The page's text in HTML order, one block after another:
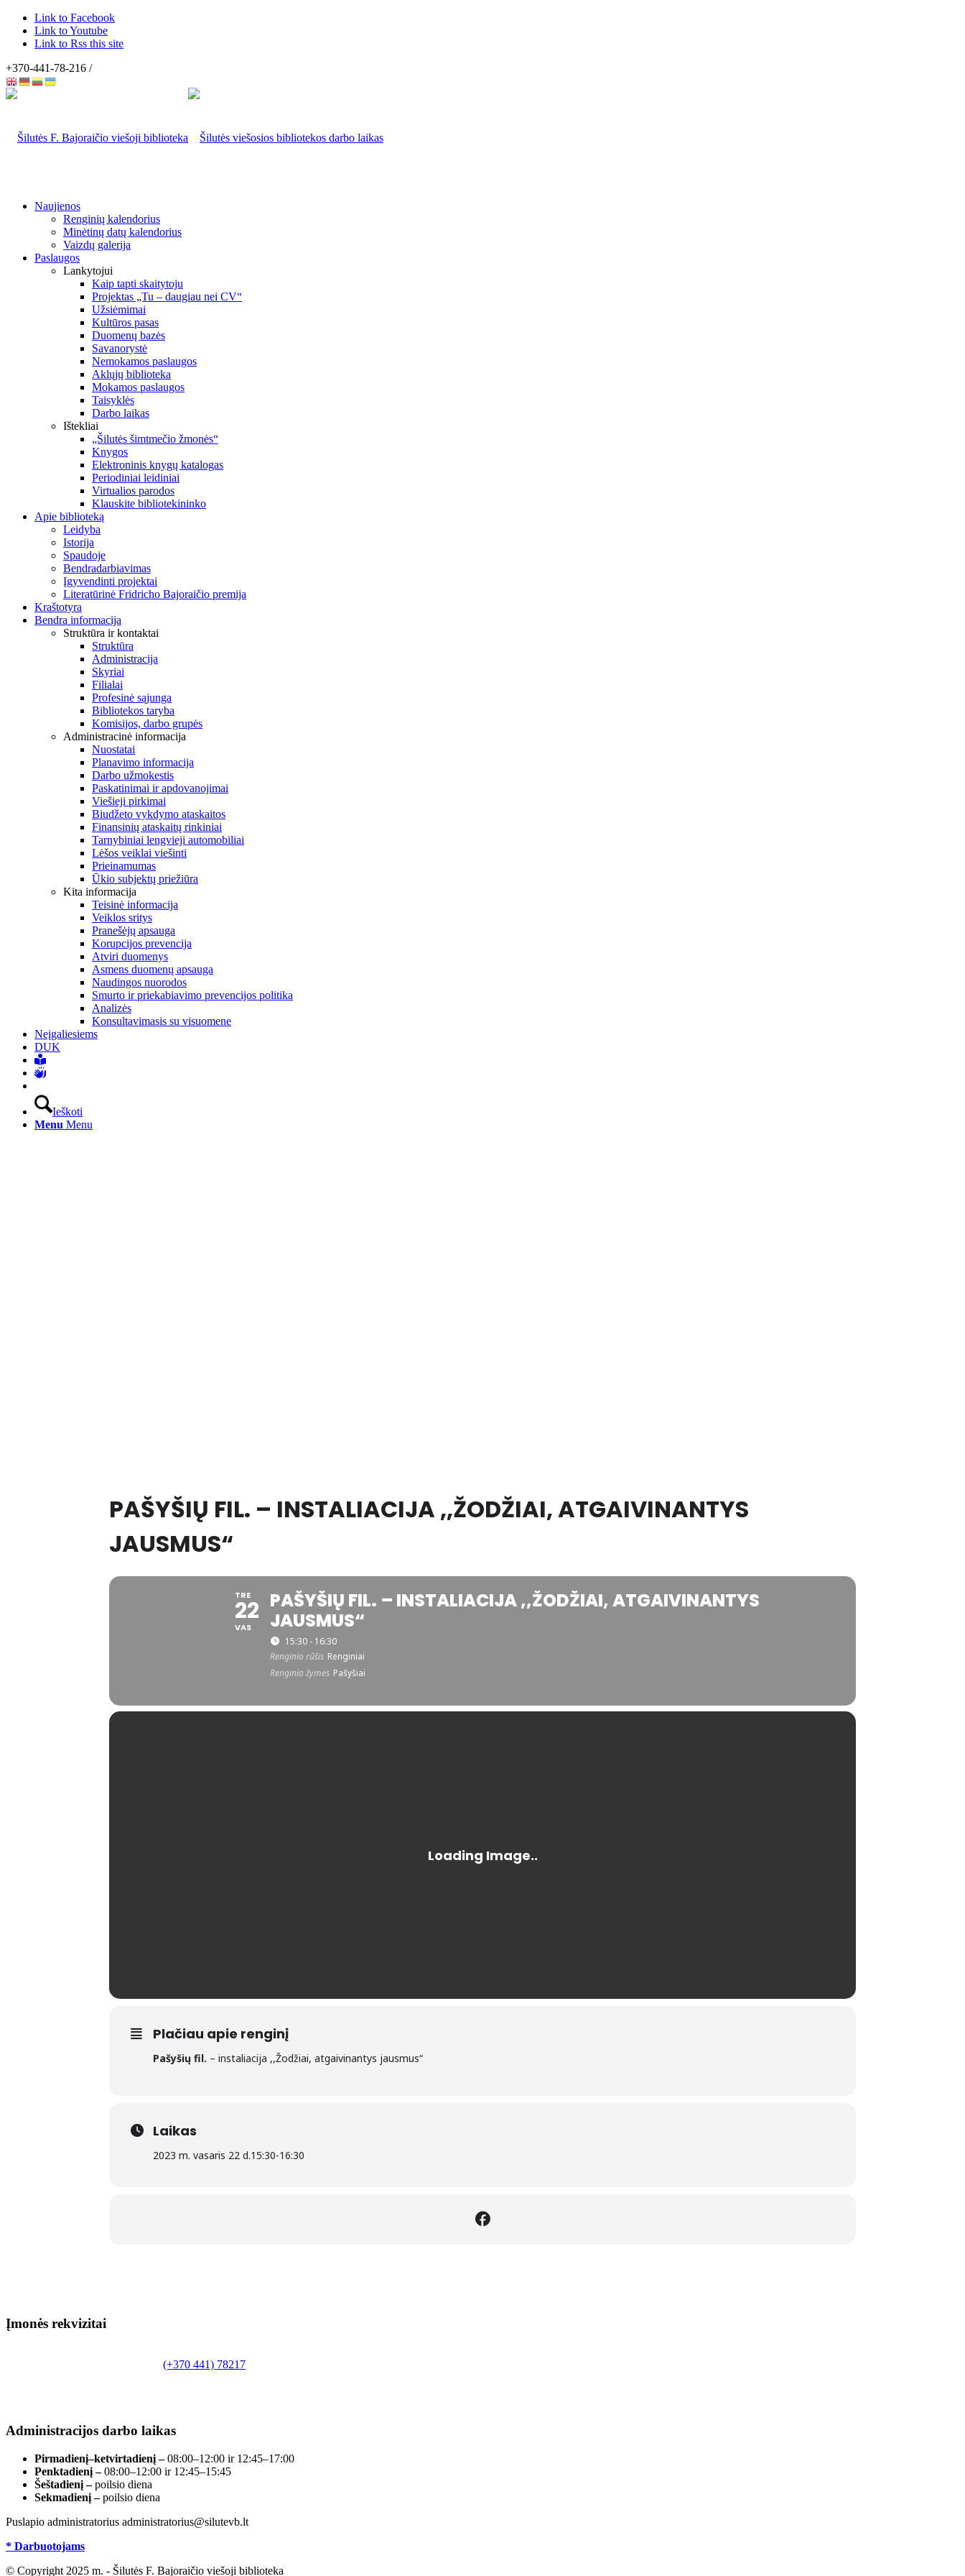
Link to Facebook
Link to Youtube
Link to Rss this site
+370-441-78-216 /
Naujienos
Renginių kalendorius
Minėtinų datų kalendorius
Vaizdų galerija
Paslaugos
Lankytojui
Kaip tapti skaitytoju
Projektas „Tu – daugiau nei CV“
Užsiėmimai
Kultūros pasas
Duomenų bazės
Savanorystė
Nemokamos paslaugos
Aklųjų biblioteka
Mokamos paslaugos
Taisyklės
Darbo laikas
Ištekliai
„Šilutės šimtmečio žmonės“
Knygos
Elektroninis knygų katalogas
Periodiniai leidiniai
Virtualios parodos
Klauskite bibliotekininko
Apie biblioteką
Leidyba
Istorija
Spaudoje
Bendradarbiavimas
Įgyvendinti projektai
Literatūrinė Fridricho Bajoraičio premija
Kraštotyra
Bendra informacija
Struktūra ir kontaktai
Struktūra
Administracija
Skyriai
Filialai
Profesinė sąjunga
Bibliotekos taryba
Komisijos, darbo grupės
Administracinė informacija
Nuostatai
Planavimo informacija
Darbo užmokestis
Paskatinimai ir apdovanojimai
Viešieji pirkimai
Biudžeto vykdymo ataskaitos
Finansinių ataskaitų rinkiniai
Tarnybiniai lengvieji automobiliai
Lėšos veiklai viešinti
Prieinamumas
Ūkio subjektų priežiūra
Kita informacija
Teisinė informacija
Veiklos sritys
Pranešėjų apsauga
Korupcijos prevencija
Atviri duomenys
Asmens duomenų apsauga
Naudingos nuorodos
Smurto ir priekabiavimo prevencijos politika
Analizės
Konsultavimasis su visuomene
Neįgaliesiems
DUK
Ieškoti
Menu Menu
PAŠYŠIŲ FIL. – INSTALIACIJA ,,ŽODŽIAI, ATGAIVINANTYS
JAUSMUS“
TRE
22
VAS
PAŠYŠIŲ FIL. – INSTALIACIJA ,,ŽODŽIAI, ATGAIVINANTYS
JAUSMUS“
15:30 - 16:30
Renginio rūšis Renginiai
Renginio žymės Pašyšiai
Plačiau apie renginį
Pašyšių fil. – instaliacija ,,Žodžiai, atgaivinantys jausmus“
Laikas
2023 m. vasaris 22 d.15:30-16:30
Įmonės rekvizitai
(+370 441) 78217
Administracijos darbo laikas
Pirmadienį–ketvirtadienį –08:00–12:00 ir 12:45–17:00
Penktadienį –08:00–12:00 ir 12:45–15:45
Šeštadienį –poilsio diena
Sekmadienį –poilsio diena
Puslapio administratorius administratorius@silutevb.lt
* Darbuotojams
© Copyright 2025 m. - Šilutės F. Bajoraičio viešoji biblioteka